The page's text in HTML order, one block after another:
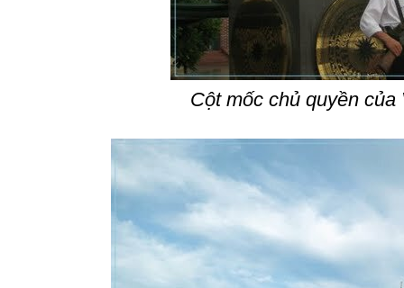
Cột mốc chủ quyền của